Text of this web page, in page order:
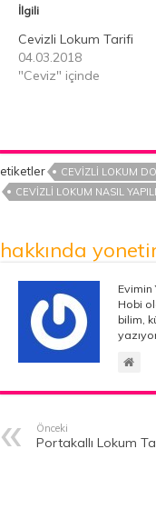
İlgili
Cevizli Lokum Tarifi
04.03.2018
"Ceviz" içinde
etiketler CEVIZLI LOKUM
CEVIZLI LOKUM NASIL
hakkında
Evimin
Hobi
bilim,
Önceki
Portakallı Lokum